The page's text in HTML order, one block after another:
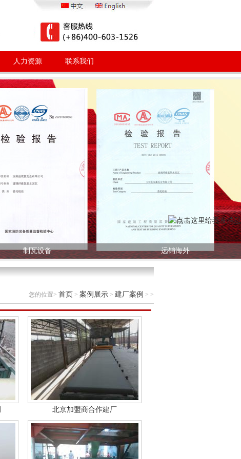
人力资源 联系我们
制瓦设备 远销海外
您的位置> 首页 > 案例展示> 建厂案例 > >
北京加盟商合作建厂